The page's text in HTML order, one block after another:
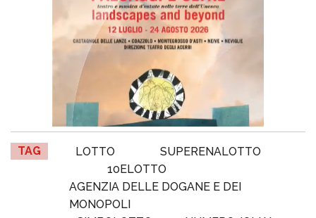
TAG LOTTO
SUPERENALOTTO
10ELOTTO
AGENZIA DELLE DOGANE E DEI
MONOPOLI